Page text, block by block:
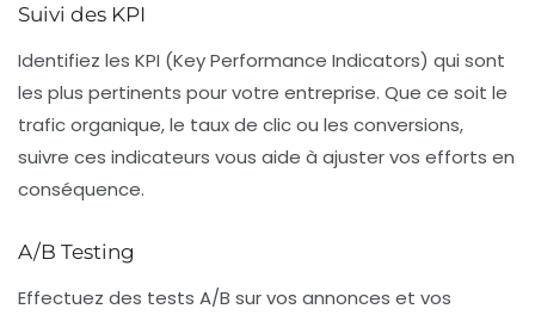
Suivi des KPI
Identifiez les KPI (Key Performance Indicators) qui sont
les plus pertinents pour votre entreprise. Que ce soit le
trafic organique, le taux de clic ou les conversions,
suivre ces indicateurs vous aide à ajuster vos efforts en
conséquence.
A/B Testing
Effectuez des tests A/B sur vos annonces et vos